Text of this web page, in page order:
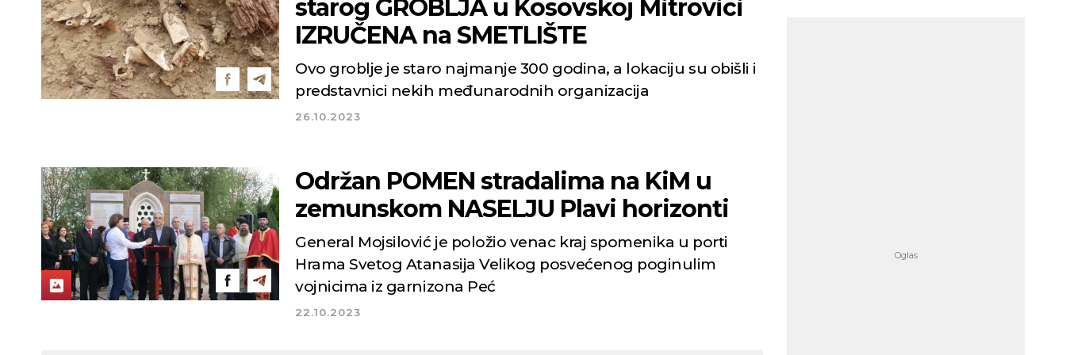
starog GROBLJA u Kosovskoj Mitrovici
IZRUČENA na SMETLIŠTE
Ovo groblje je staro najmanje 300 godina, a lokaciju su obišli i
predstavnici nekih međunarodnih organizacija
26.10.2023
Održan POMEN stradalima na KiM u
zemunskom NASELJU Plavi horizonti
General Mojsilović je položio venac kraj spomenika u porti
Hrama Svetog Atanasija Velikog posvećenog poginulim
vojnicima iz garnizona Peć
22.10.2023